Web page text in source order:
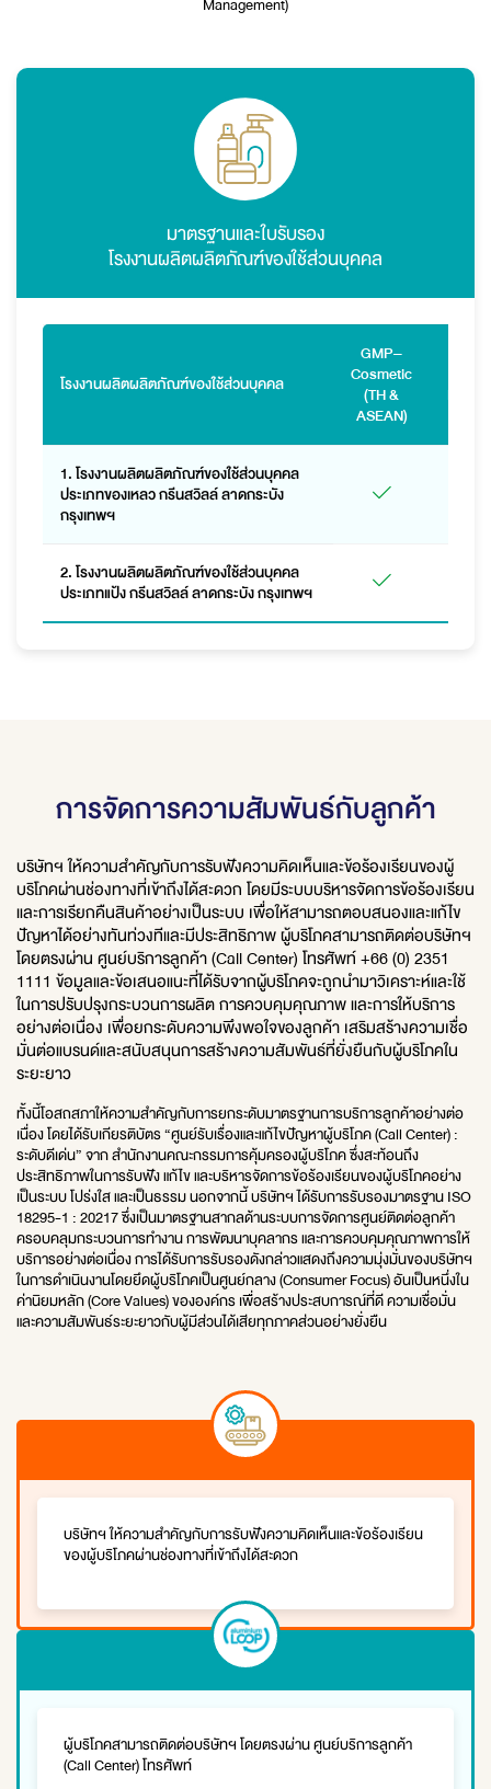
มาตรฐานและใบรับรอง
โรงงานผลิตผลิตภัณฑ์ของใช้ส่วนบุคคล
โรงงานผลิตผลิตภัณฑ์ของใช้ส่วนบุคคล
GMP–
Cosmetic
(TH &
ASEAN)
1. โรงงานผลิตผลิตภัณฑ์ของใช้ส่วนบุคคล
ประเภทของเหลว กรีนสวิลล์ ลาดกระบัง
กรุงเทพฯ
2. โรงงานผลิตผลิตภัณฑ์ของใช้ส่วนบุคคล
ประเภทแป้ง กรีนสวิลล์ ลาดกระบัง กรุงเทพฯ
การจัดการความสัมพันธ์กับลูกค้า
บริษัทฯ ให้ความสำคัญกับการรับฟังความคิดเห็นและข้อร้องเรียนของผู้
บริโภคผ่านช่องทางที่เข้าถึงได้สะดวก โดยมีระบบบริหารจัดการข้อร้องเรียน
และการเรียกคืนสินค้าอย่างเป็นระบบ เพื่อให้สามารถตอบสนองและแก้ไข
ปัญหาได้อย่างทันท่วงทีและมีประสิทธิภาพ ผู้บริโภคสามารถติดต่อบริษัทฯ
โดยตรงผ่าน ศูนย์บริการลูกค้า (Call Center) โทรศัพท์ +66 (0) 2351
1111 ข้อมูลและข้อเสนอแนะที่ได้รับจากผู้บริโภคจะถูกนำมาวิเคราะห์และใช้
ในการปรับปรุงกระบวนการผลิต การควบคุมคุณภาพ และการให้บริการ
อย่างต่อเนื่อง เพื่อยกระดับความพึงพอใจของลูกค้า เสริมสร้างความเชื่อ
มั่นต่อแบรนด์และสนับสนุนการสร้างความสัมพันธ์ที่ยั่งยืนกับผู้บริโภคใน
ระยะยาว
ทั้งนี้โอสถสภาให้ความสำคัญกับการยกระดับมาตรฐานการบริการลูกค้าอย่างต่อ
เนื่อง โดยได้รับเกียรติบัตร “ศูนย์รับเรื่องและแก้ไขปัญหาผู้บริโภค (Call Center) :
ระดับดีเด่น” จาก สำนักงานคณะกรรมการคุ้มครองผู้บริโภค ซึ่งสะท้อนถึง
ประสิทธิภาพในการรับฟัง แก้ไข และบริหารจัดการข้อร้องเรียนของผู้บริโภคอย่าง
เป็นระบบ โปร่งใส และเป็นธรรม นอกจากนี้ บริษัทฯ ได้รับการรับรองมาตรฐาน ISO
18295-1 : 20217 ซึ่งเป็นมาตรฐานสากลด้านระบบการจัดการศูนย์ติดต่อลูกค้า
ครอบคลุมกระบวนการทำงาน การพัฒนาบุคลากร และการควบคุมคุณภาพการให้
บริการอย่างต่อเนื่อง การได้รับการรับรองดังกล่าวแสดงถึงความมุ่งมั่นของบริษัทฯ
ในการดำเนินงานโดยยึดผู้บริโภคเป็นศูนย์กลาง (Consumer Focus) อันเป็นหนึ่งใน
ค่านิยมหลัก (Core Values) ขององค์กร เพื่อสร้างประสบการณ์ที่ดี ความเชื่อมั่น
และความสัมพันธ์ระยะยาวกับผู้มีส่วนได้เสียทุกภาคส่วนอย่างยั่งยืน
บริษัทฯ ให้ความสำคัญกับการรับฟังความคิดเห็นและข้อร้องเรียน
ของผู้บริโภคผ่านช่องทางที่เข้าถึงได้สะดวก
ผู้บริโภคสามารถติดต่อบริษัทฯ โดยตรงผ่าน ศูนย์บริการลูกค้า
(Call Center) โทรศัพท์